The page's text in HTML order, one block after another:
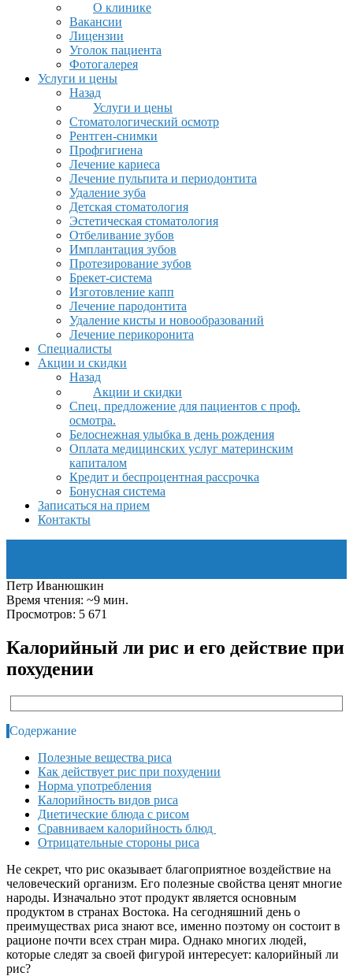
О клинике
Вакансии
Лицензии
Уголок пациента
Фотогалерея
Услуги и цены
Назад
Услуги и цены
Стоматологический осмотр
Рентген-снимки
Профгигиена
Лечение кариеса
Лечение пульпита и периодонтита
Удаление зуба
Детская стоматология
Эстетическая стоматология
Отбеливание зубов
Имплантация зубов
Протезирование зубов
Брекет-система
Изготовление капп
Лечение пародонтита
Удаление кисты и новообразований
Лечение перикоронита
Специалисты
Акции и скидки
Назад
Акции и скидки
Спец. предложение для пациентов с проф.
осмотра.
Белоснежная улыбка в день рождения
Оплата медицинских услуг материнским
капиталом
Кредит и беспроцентная рассрочка
Бонусная система
Записаться на прием
Контакты
Петр Иванюшкин
Время чтения: ~9 мин.
Просмотров: 5 671
Калорийный ли рис и его действие при
похудении
Содержание
Полезные вещества риса
Как действует рис при похудении
Норма употребления
Калорийность видов риса
Диетические блюда с рисом
Сравниваем калорийность блюд
Отрицательные стороны риса
Не секрет, что рис оказывает благоприятное воздействие на
человеческий организм. Его полезные свойства ценят многие
народы. Изначально этот продукт является основным
продуктом в странах Востока. На сегодняшний день о
преимуществах риса знают все, именно поэтому он состоит в
рационе почти всех стран мира. Однако многих людей,
которые следят за своей фигурой интересует: калорийный ли
рис?